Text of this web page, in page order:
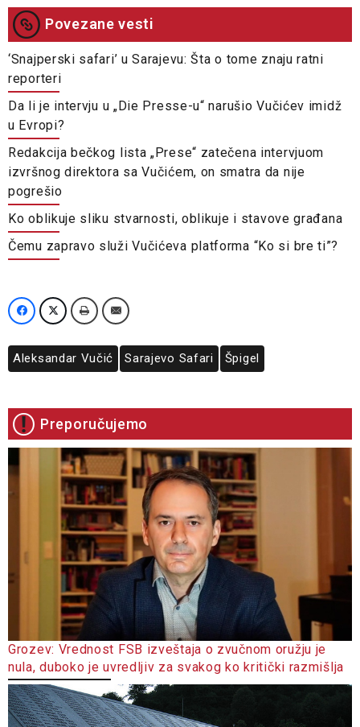
Povezane vesti
‘Snajperski safari’ u Sarajevu: Šta o tome znaju ratni
reporteri
Da li je intervju u „Die Presse-u“ narušio Vučićev imidž
u Evropi?
Redakcija bečkog lista „Prese“ zatečena intervjuom
izvršnog direktora sa Vučićem, on smatra da nije
pogrešio
Ko oblikuje sliku stvarnosti, oblikuje i stavove građana
Čemu zapravo služi Vučićeva platforma “Ko si bre ti”?
Aleksandar Vučić Sarajevo Safari Špigel
Preporučujemo
Grozev: Vrednost FSB izveštaja o zvučnom oružju je
nula, duboko je uvredljiv za svakog ko kritički razmišlja